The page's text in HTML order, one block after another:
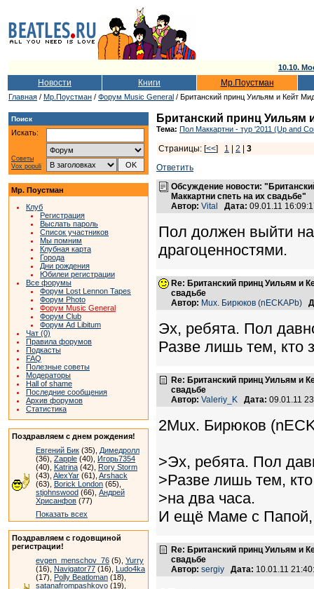
10.10.
Новости Книги Мр.Поустман
Главная / Мр.Поустман / Форум Music General / Британский принц Уильям и Кейт
Поиск
Искать:
Советы
Vox populi
Мр. Поустман
Клуб
Регистрация
Выслать пароль
Список участников
Мы помним
Клубная карта
Города
Дни рождения
Юбилеи регистрации
Все форумы
Форум Lost Lennon Tapes
Форум Photo
Форум Music General
Форум Club
Форум Ad Libitum
Чат (0)
Правила форумов
Подкасты
FAQ
Полезные советы
Модераторы
Hall of shame
Последние сообщения
Архив форумов
Статистика
Поздравляем с днем рождения!
Евгений Бик (35), Димедролл
(36), Zapple (40), Игорь7354
(40), Katrina (42), Rory Storm
(43), AlexYar (61), Arshack
(63), Borick London (65),
stjohnswood (66), Андрей
Хрисанфов (77)
Показать всех
Поздравляем с годовщиной
регистрации!
evgen_menschov_76 (5), Yurry
(16), Navigator77 (16), Ludo4ka
(17), Polly Beatloman (18),
satanafrompashkovo (19),
Британский принц Уильям
Тема: Пол Маккартни - тур '2011 (Up and
Страницы: [<<] 1 2
3
Ответить
Обсуждение новости:
Маккартни спеть на их свадьбе"
Автор: Vital Дата: 09.01.11
Пол должен выйти на
драгоценностями.
Re: Британский принц Уильям и
свадьбе
Автор: Mux. Бирюков (nECKAPb)
Эх, ребята. Пол
Разве лишь тем, кто
Re: Британский принц Уильям и
свадьбе
Автор: Valeriy_K Дата: 09.01.11
2Mux. Бирюков
>Эх, ребята. Пол
>Разве лишь тем,
>на два часа.
И ещё Маме с Папой,
Re: Британский принц Уильям и
свадьбе
Автор: sergiy Дата: 10.01.11